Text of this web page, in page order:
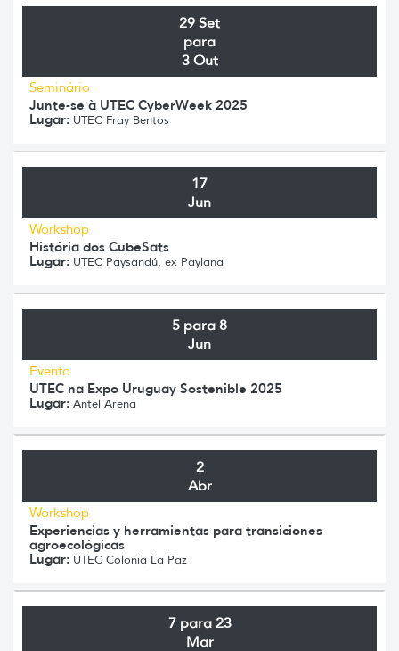
29 Set
para
3 Out
Seminário
Junte-se à UTEC CyberWeek 2025
Lugar: UTEC Fray Bentos
17
Jun
Workshop
História dos CubeSats
Lugar: UTEC Paysandú, ex Paylana
5 para 8
Jun
Evento
UTEC na Expo Uruguay Sostenible 2025
Lugar: Antel Arena
2
Abr
Workshop
Experiencias y herramientas para transiciones
agroecológicas
Lugar: UTEC Colonia La Paz
7 para 23
Mar